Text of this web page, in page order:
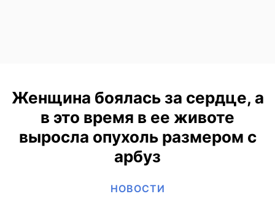
Женщина боялась за сердце, а
в это время в ее животе
выросла опухоль размером с
арбуз
НОВОСТИ